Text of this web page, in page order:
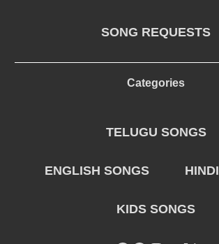
SONG REQUESTS
Categories
TELUGU SONGS
ENGLISH SONGS
KIDS SONGS